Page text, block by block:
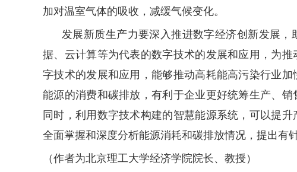
加对温室气体的吸收，减缓气候变化。
发展新质生产力要深入推进数字经济创新发展
据、云计算等为代表的数字技术的发展和应用，为
字技术的发展和应用，能够推动高耗能高污染行业
能源的消费和碳排放，有利于企业更好统筹生产、销
同时，利用数字技术构建的智慧能源系统，可以提
全面掌握和深度分析能源消耗和碳排放情况，提出有
（作者为北京理工大学经济学院院长、教授）